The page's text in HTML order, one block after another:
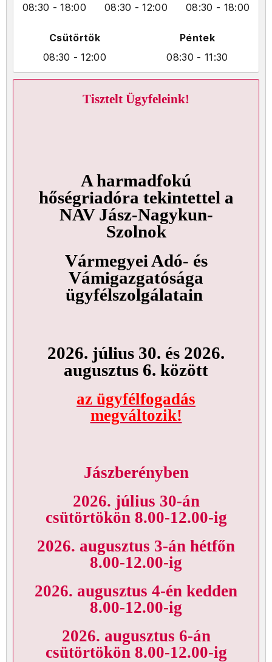
08:30 - 18:00
08:30 - 12:00
08:30 - 18:00
Csütörtök
08:30 - 12:00
Péntek
08:30 - 11:30
Tisztelt Ügyfeleink!
A harmadfokú
hőségriadóra tekintettel a
NAV Jász-Nagykun-
Szolnok
Vármegyei Adó- és
Vámigazgatósága
ügyfélszolgálatain
2026. július 30. és 2026.
augusztus 6. között
az ügyfélfogadás
megváltozik!
Jászberényben
2026. július 30-án
csütörtökön 8.00-12.00-ig
2026. augusztus 3-án hétfőn
8.00-12.00-ig
2026. augusztus 4-én kedden
8.00-12.00-ig
2026. augusztus 6-án
csütörtökön 8.00-12.00-ig